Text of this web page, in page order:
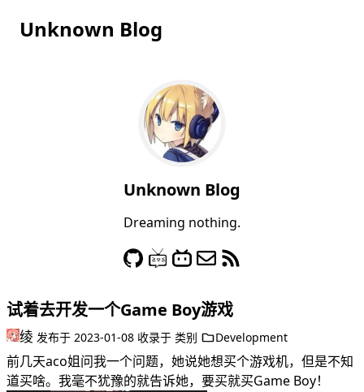
Unknown Blog
Unknown Blog
Dreaming nothing.
试着去开发一个Game Boy游戏
绫 发布于 2023-01-08 收录于 类别 Development
前几天aco姐问我一个问题，她说她想买个游戏机，但是不知
道买啥。我毫不犹豫的就告诉她，要买就买Game Boy！